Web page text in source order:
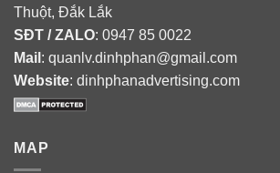
Thuột, Đắk Lắk
SĐT / ZALO: 0947 85 0022
Mail : quanlv.dinhphan@gmail.com
Website: dinhphanadvertising.com
MAP